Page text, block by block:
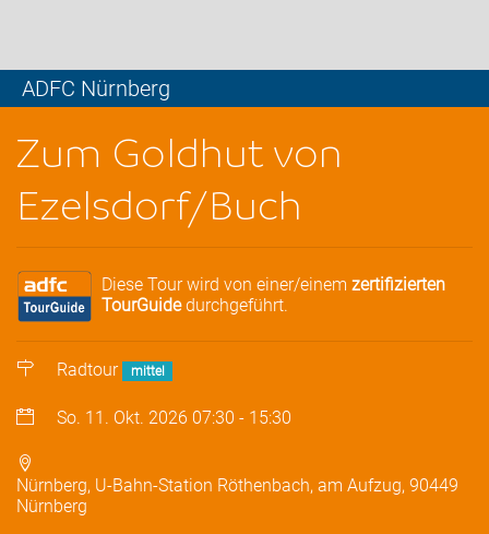
ADFC Nürnberg
Zum Goldhut von
Ezelsdorf/Buch
Diese Tour wird von einer/einem zertifizierten
TourGuidedurchgeführt.
Radtour mittel
So. 11. Okt. 2026 07:30 - 15:30
Nürnberg, U-Bahn-Station Röthenbach, am Aufzug, 90449
Nürnberg